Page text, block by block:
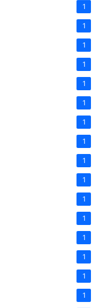
1
1
1
1
1
1
1
1
1
1
1
1
1
1
1
1